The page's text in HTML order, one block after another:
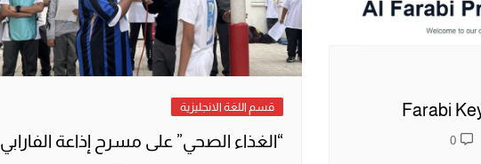
0
قسم اللغة الانجليزية
“الغذاء الصحي” على مسرح إذاعة الفارابي